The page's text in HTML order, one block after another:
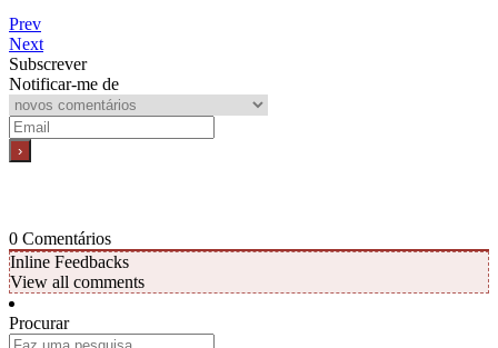
Prev
Next
Subscrever
Notificar-me de
0 Comentários
Inline Feedbacks
View all comments
Procurar